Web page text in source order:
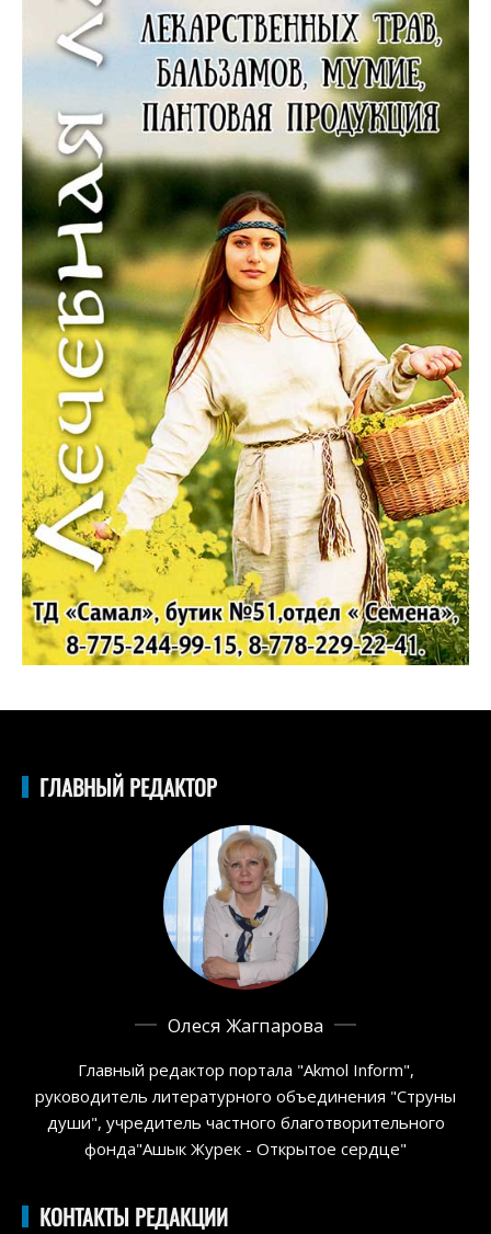
ГЛАВНЫЙ РЕДАКТОР
Олеся Жагпарова
Главный редактор портала "Akmol Inform",
руководитель литературного объединения "Струны
души", учредитель частного благотворительного
фонда"Ашык Журек - Открытое сердце"
КОНТАКТЫ РЕДАКЦИИ